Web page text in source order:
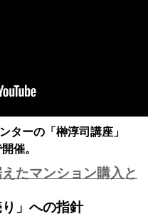
ターの「榊淳司講座」
催。
たマンション購入と
」への指針